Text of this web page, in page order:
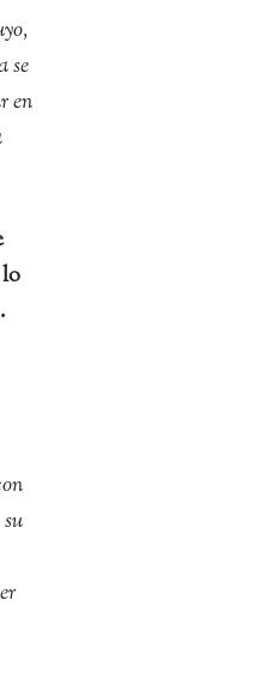
se
en